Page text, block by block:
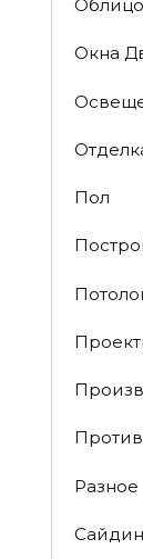
Окна
Пол
Разное